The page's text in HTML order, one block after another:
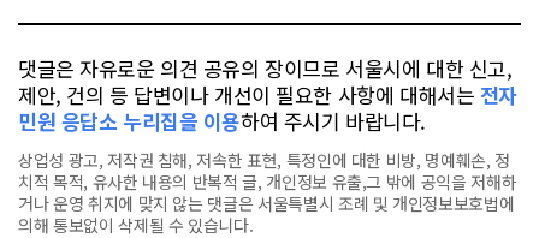
댓글은 자유로운 의견 공유의 장이므로 서울시에 대한 신고,
제안, 건의 등 답변이나 개선이 필요한 사항에 대해서는 전자
민원 응답소 누리집을 이용하여 주시기 바랍니다.
상업성 광고, 저작권 침해, 저속한 표현, 특정인에 대한 비방, 명예훼손, 정
치적 목적, 유사한 내용의 반복적 글, 개인정보 유출,그 밖에 공익을 저해하
거나 운영 취지에 맞지 않는 댓글은 서울특별시 조례 및 개인정보보호법에
의해 통보없이 삭제될 수 있습니다.